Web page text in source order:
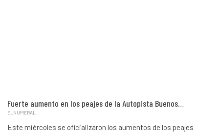
Fuerte aumento en los peajes de la Autopista Buenos…
ELNUMERAL
Este miércoles se oficializaron los aumentos de los peajes